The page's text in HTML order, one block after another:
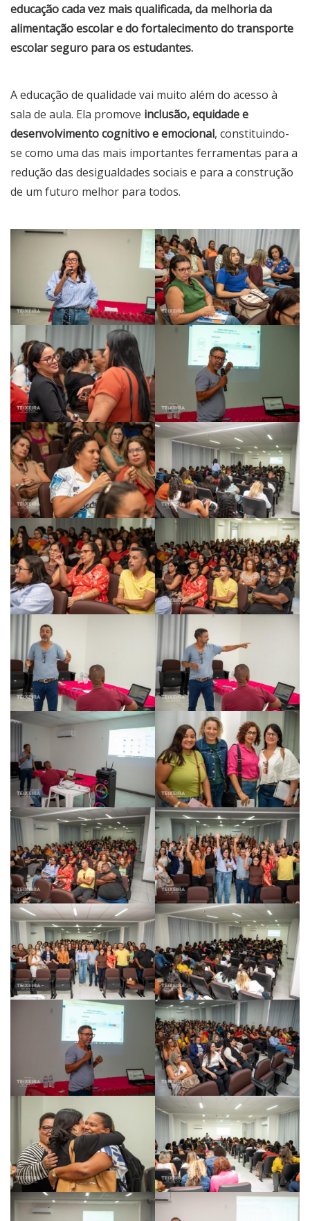
educação cada vez mais qualificada, da melhoria da
alimentação escolar e do fortalecimento do transporte
escolar seguro para os estudantes.
A educação de qualidade vai muito além do acesso à
sala de aula. Ela promove inclusão, equidade e
desenvolvimento cognitivo e emocional, constituindo-
se como uma das mais importantes ferramentas para a
redução das desigualdades sociais e para a construção
de um futuro melhor para todos.